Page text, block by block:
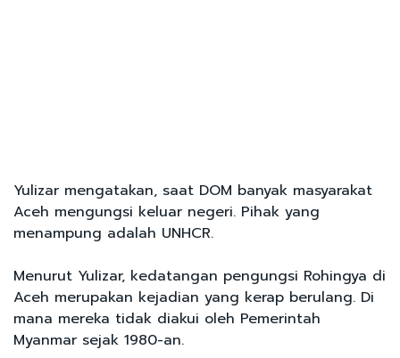
Yulizar mengatakan, saat DOM banyak masyarakat
Aceh mengungsi keluar negeri. Pihak yang
menampung adalah UNHCR.
Menurut Yulizar, kedatangan pengungsi Rohingya di
Aceh merupakan kejadian yang kerap berulang. Di
mana mereka tidak diakui oleh Pemerintah
Myanmar sejak 1980-an.